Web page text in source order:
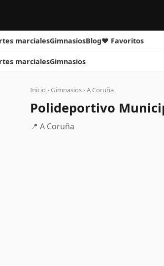
marcialesGimnasiosBlog❤ Favoritos
marcialesGimnasios
Inicio › Gimnasios ›A Coruña
Polideportivo
📍 A Coruña